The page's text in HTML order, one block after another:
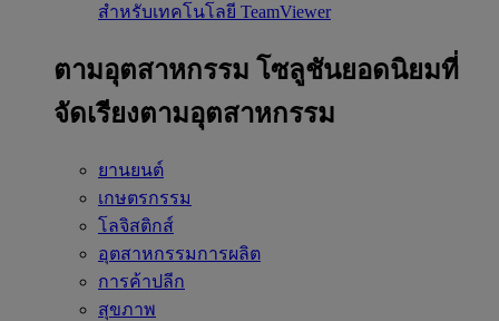
สำหรับเทคโนโลยี TeamViewer
ตามอุตสาหกรรม โซลูชันยอดนิยมที่
จัดเรียงตามอุตสาหกรรม
ยานยนต์
เกษตรกรรม
โลจิสติกส์
อุตสาหกรรมการผลิต
การค้าปลีก
สุขภาพ